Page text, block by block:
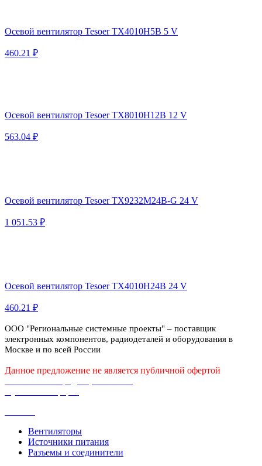
Осевой вентилятор Tesoer TX4010H5B 5 V
460.21 ₽
Осевой вентилятор Tesoer TX8010H12B 12 V
563.04 ₽
Осевой вентилятор Tesoer TX9232M24B-G 24 V
1 051.53 ₽
Осевой вентилятор Tesoer TX4010H24B 24 V
460.21 ₽
ООО "Региональные системные проекты" – поставщик
электронных компонентов, радиодеталей и оборудования в
Москве и по всей России
Данное предложение не является публичной офертой
Вентиляторы
Источники питания
Разъемы и соединители